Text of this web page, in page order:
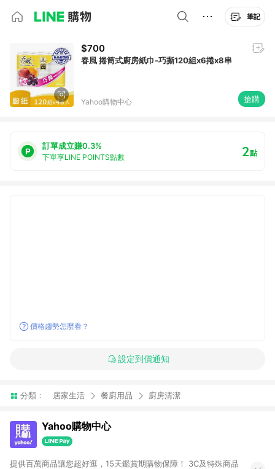
筆記
$700
春風 捲筒式廚房紙巾-巧撕120組x6捲x8串
Yahoo購物中心 搶購
訂單成立賺0.3%
下單享LINE POINTS點數 2點
價格趨勢怎麼看？
設定到價通知
分類： 居家生活 餐廚用品 廚房清潔
Yahoo購物中心
提供百萬商品讓您超好逛，15天鑑賞期購物保障！ 3C及特殊商品